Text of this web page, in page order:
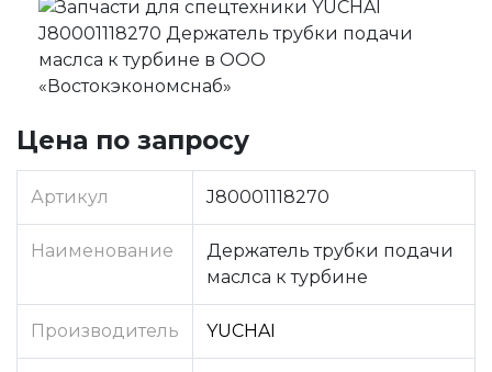
Цена по запросу
Артикул J80001118270
Наименование
Держатель трубки подачи
маслса к турбине
Производитель YUCHAI